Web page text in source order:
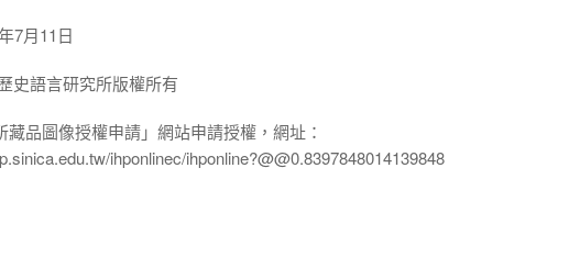
7月11日
史語言研究所版權所有
藏品圖像授權申請」網站申請授權，網址：
ihponlinec/ihponline?@@0.8397848014139848